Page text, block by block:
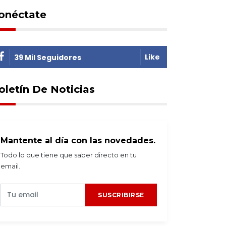
39 Mil Seguidores Like
De Noticias
Mantente al día con las novedades.
Todo lo que tiene que saber directo en tu
email.
SUSCRIBIRSE